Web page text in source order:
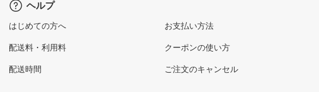
ヘルプ
はじめての方へ
配送料・利用料
配送時間
お支払い方法
クーポンの使い方
ご注文のキャンセル